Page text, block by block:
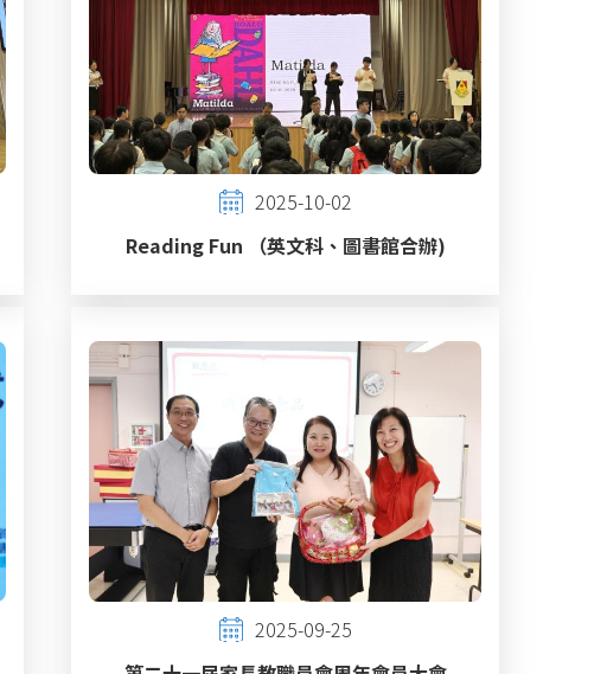
2025-10-02
Reading Fun （英文科、圖書館合辦)
2025-09-25